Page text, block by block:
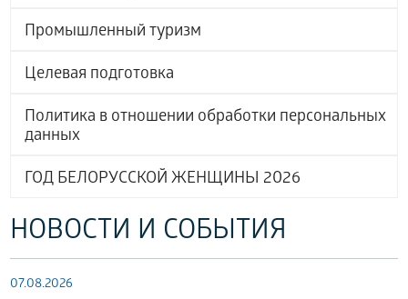
Промышленный туризм
Целевая подготовка
Политика в отношении обработки персональных
данных
ГОД БЕЛОРУССКОЙ ЖЕНЩИНЫ 2026
НОВОСТИ И СОБЫТИЯ
07.08.2026